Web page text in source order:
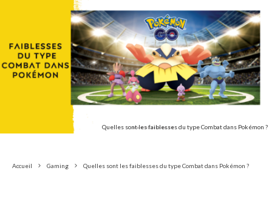
Quelles sont les faiblesses du type Combat dans Pokémon ?
Accueil Gaming Quelles sont les faiblesses du type Combat dans Pokémon ?